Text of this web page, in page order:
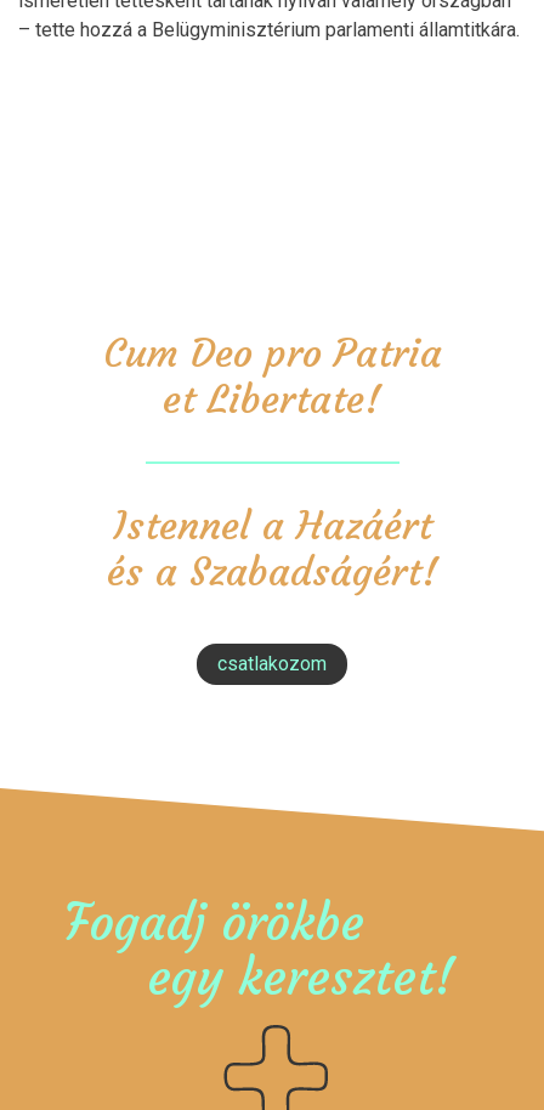
– tette hozzá a Belügyminisztérium parlamenti államtitkára.
Cum Deo pro Patria
et Libertate!
Istennel a Hazáért
és a Szabadságért!
csatlakozom
Fogadj örökbe
egy keresztet!